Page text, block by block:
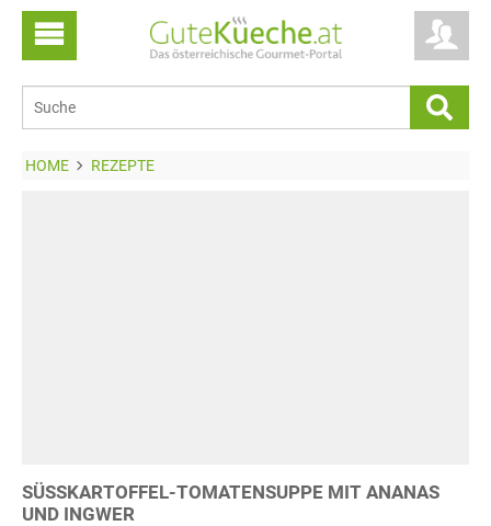
HOME REZEPTE
SÜSSKARTOFFEL-TOMATENSUPPE MIT ANANAS U
ND INGWER